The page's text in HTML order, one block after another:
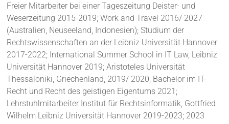
Freier Mitarbeiter bei einer Tageszeitung Deister- und
Weserzeitung 2015-2019; Work and Travel 2016/ 2027
(Australien, Neuseeland, Indonesien); Studium der
Rechtswissenschaften an der Leibniz Universität Hannover
2017-2022; International Summer School in IT Law, Leibniz
Universität Hannover 2019; Aristoteles Universität
Thessaloniki, Griechenland, 2019/ 2020; Bachelor im IT-
Recht und Recht des geistigen Eigentums 2021;
Lehrstuhlmitarbeiter Institut für Rechtsinformatik, Gottfried
Wilhelm Leibniz Universität Hannover 2019-2023; 2023